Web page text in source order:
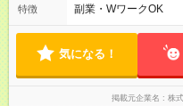
17:45までどちらか入
り、勤務時間の調整
特徴 副業・WワークOK
気になる！
掲載元企業名 株